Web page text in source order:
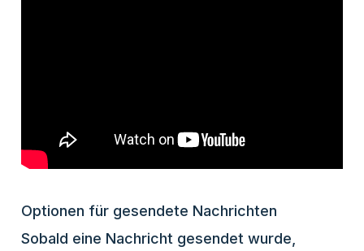
Optionen für gesendete Nachrichten
Sobald eine Nachricht gesendet wurde,